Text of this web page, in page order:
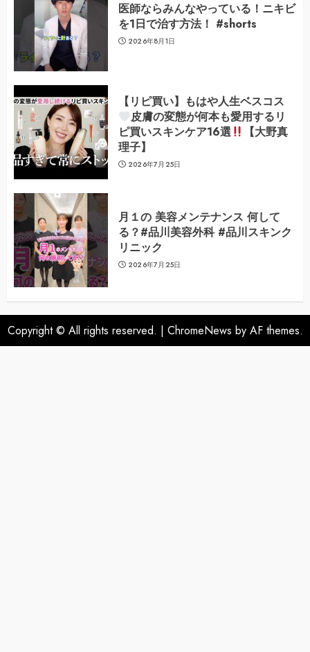
医師ならみんなやっている！ニキビ
を1日で治す方法！ #shorts
2026年8月1日
【リピ買い】もはや人生ベスコス
皮膚の変態が何本も愛用するリ
ピ買いスキンケア16選
【大野真
理子】
2026年7月25日
月１の 美容メンテナンス 何して
る？#品川美容外科 #品川スキンク
リニック
2026年7月25日
Copyright © All rights reserved. | ChromeNews by AF themes.